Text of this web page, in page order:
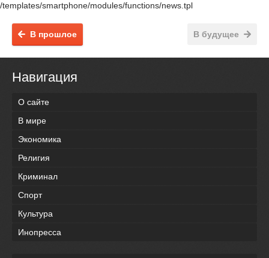
/templates/smartphone/modules/functions/news.tpl
В будущее
В прошлое
Навигация
О сайте
В мире
Экономика
Религия
Криминал
Спорт
Культура
Инопресса